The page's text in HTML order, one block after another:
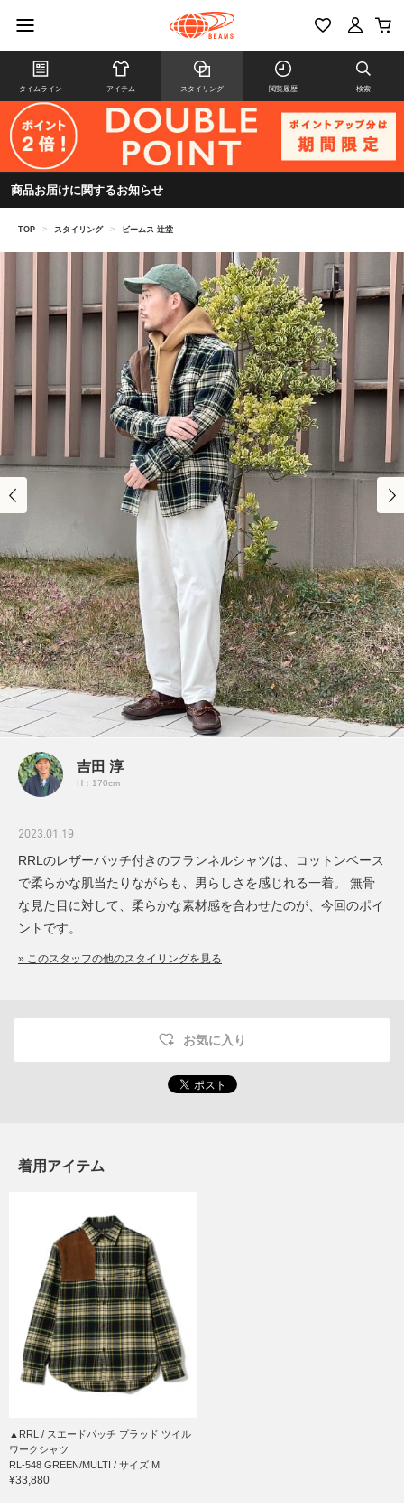
タイムライン アイテム スタイリング 閲覧履歴 検索
商品お届けに関するお知らせ
TOP > スタイリング > ビームス 辻堂
吉田 淳
H：170cm
2023.01.19
RRLのレザーパッチ付きのフランネルシャツは、コットンベース
で柔らかな肌当たりながらも、男らしさを感じれる一着。 無骨
な見た目に対して、柔らかな素材感を合わせたのが、今回のポイ
ントです。
» このスタッフの他のスタイリングを見る
お気に入り
着用アイテム
▲RRL / スエードパッチ プラッド ツイル
ワークシャツ
RL-548 GREEN/MULTI / サイズ M
¥33,880